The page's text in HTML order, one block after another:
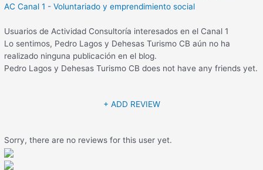
AC Canal 1 - Voluntariado y emprendimiento social
Usuarios de Actividad Consultoría interesados en el Canal 1
Lo sentimos, Pedro Lagos y Dehesas Turismo CB aún no ha
realizado ninguna publicación en el blog.
Pedro Lagos y Dehesas Turismo CB does not have any friends yet.
+ ADD REVIEW
Sorry, there are no reviews for this user yet.